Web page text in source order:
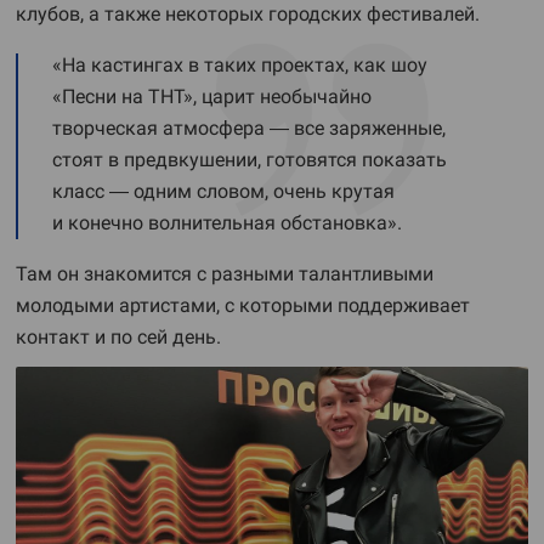
клубов, а также некоторых городских фестивалей.
«На кастингах в таких проектах, как шоу
«Песни на ТНТ», царит необычайно
творческая атмосфера — все заряженные,
стоят в предвкушении, готовятся показать
класс — одним словом, очень крутая
и конечно волнительная обстановка».
Там он знакомится с разными талантливыми
молодыми артистами, с которыми поддерживает
контакт и по сей день.